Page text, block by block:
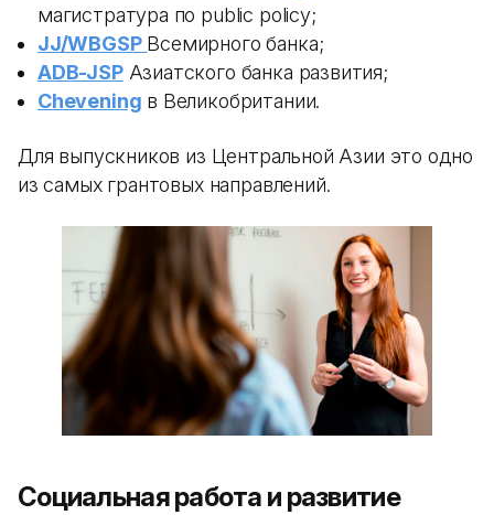
магистратура по public policy;
JJ/WBGSP Всемирного банка;
ADB-JSPАзиатского банка развития;
Chevening в Великобритании.
Для выпускников из Центральной Азии это одно
из самых грантовых направлений.
Социальная работа и развитие